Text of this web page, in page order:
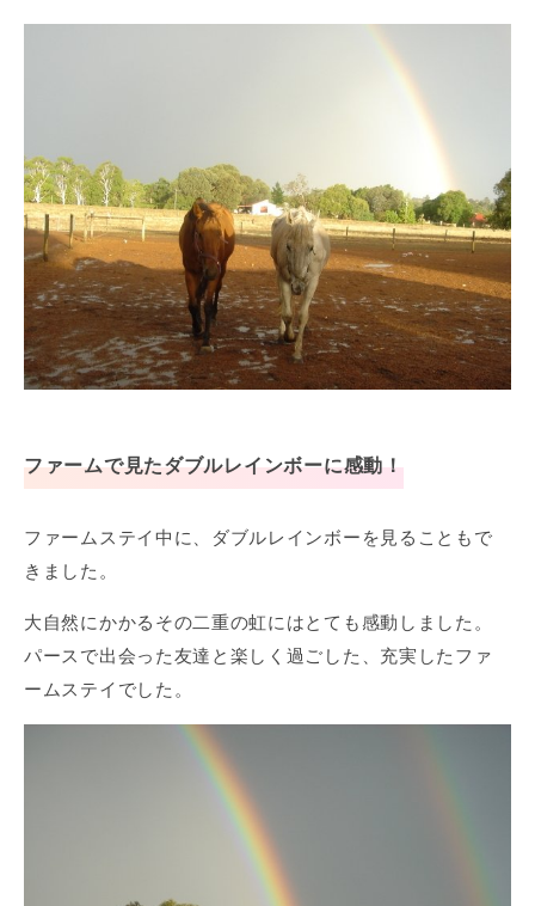
ファームで見たダブルレインボーに感動！
ファームステイ中に、ダブルレインボーを見ることもで
きました。
大自然にかかるその二重の虹にはとても感動しました。
パースで出会った友達と楽しく過ごした、充実したファ
ームステイでした。